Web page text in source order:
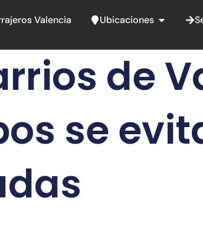
Valencia Ubicaciones Abrir
de
se